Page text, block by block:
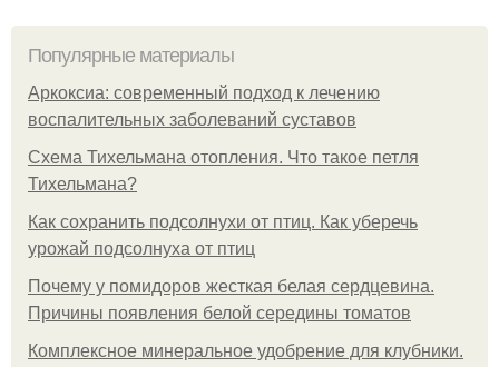
Популярные материалы
Аркоксиа: современный подход к лечению
воспалительных заболеваний суставов
Схема Тихельмана отопления. Что такое петля
Тихельмана?
Как сохранить подсолнухи от птиц. Как уберечь
урожай подсолнуха от птиц
Почему у помидоров жесткая белая сердцевина.
Причины появления белой середины томатов
Комплексное минеральное удобрение для клубники.